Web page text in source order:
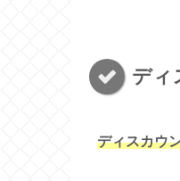
ディ
ディスカウ